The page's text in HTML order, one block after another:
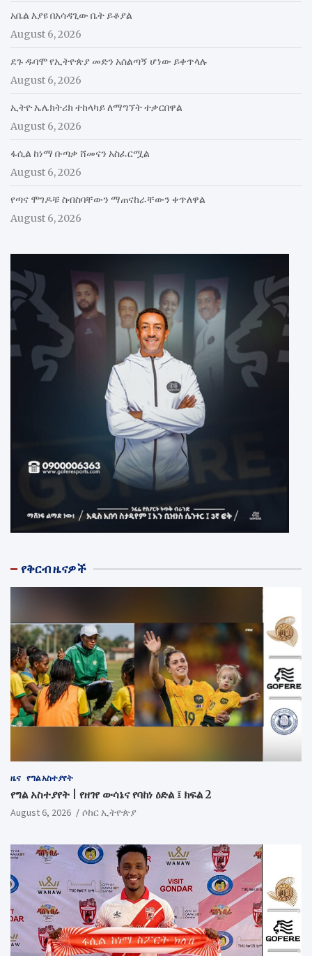
አቤል እያዩ በአሳዳጊው ቤት ይቆያል
August 6, 2026
ደጉ ዱባሞ የኢትዮጵያ መድን አሰልጣኝ ሆነው ይቀጥላሉ
August 6, 2026
ኢትዮ ኤሌክትሪክ ተከላካይ ለማግኘት ተቃርበዋል
August 6, 2026
ፋሲል ከነማ ቡጣቃ ሸመናን አስፈርሟል
August 6, 2026
የጣና ሞገዶቹ ስብስባቸውን ማጠናከራቸውን ቀጥለዋል
August 6, 2026
የቅርብ ዜናዎች
ዜና የግል አስተያየት
የግል አስተያየት | የዘገየ ውሳኔና የባከነ ዕድል ፤ ክፍል 2
August 6, 2026 ሶከር ኢትዮጵያ